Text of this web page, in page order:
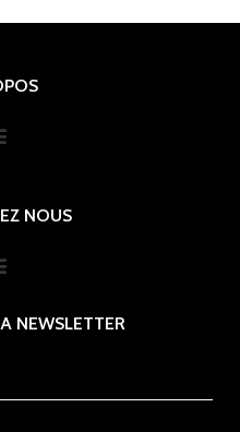
NOUS
NEWSLETTER